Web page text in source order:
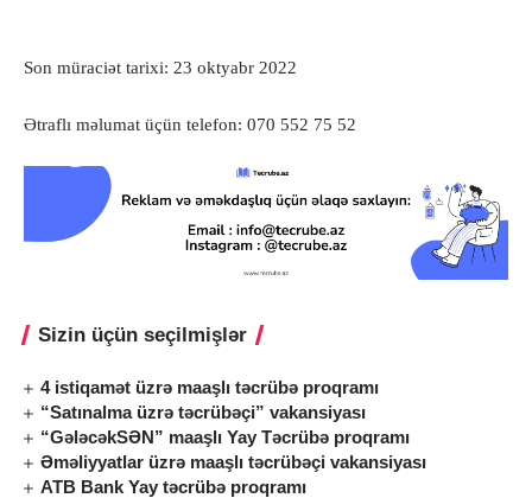
Son müraciət tarixi: 23 oktyabr 2022
Ətraflı məlumat üçün telefon: 070 552 75 52
Sizin üçün seçilmişlər
4 istiqamət üzrə maaşlı təcrübə proqramı
“Satınalma üzrə təcrübəçi” vakansiyası
“GələcəkSƏN” maaşlı Yay Təcrübə proqramı
Əməliyyatlar üzrə maaşlı təcrübəçi vakansiyası
ATB Bank Yay təcrübə proqramı